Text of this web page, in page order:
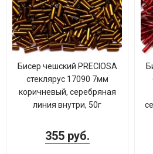
Бисер чешский PRECIOSA
стеклярус 17090 7мм
коричневый, серебряная
линия внутри, 50г
355 руб.